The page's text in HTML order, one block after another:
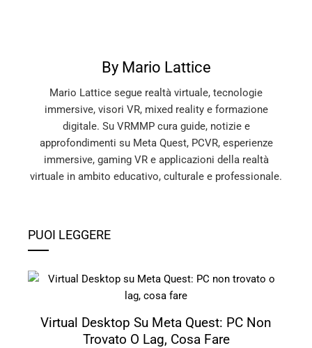
By Mario Lattice
Mario Lattice segue realtà virtuale, tecnologie
immersive, visori VR, mixed reality e formazione
digitale. Su VRMMP cura guide, notizie e
approfondimenti su Meta Quest, PCVR, esperienze
immersive, gaming VR e applicazioni della realtà
virtuale in ambito educativo, culturale e professionale.
PUOI LEGGERE
Virtual Desktop Su Meta Quest: PC Non
Trovato O Lag, Cosa Fare